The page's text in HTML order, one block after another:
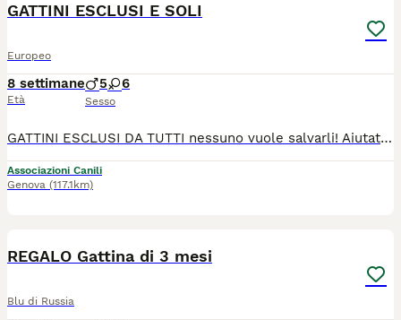
GATTINI ESCLUSI E SOLI
Europeo
8 settimane
Età
5 6
Sesso
GATTINI ESCLUSI DA TUTTI nessuno vuole salvarli! Aiutateli Sono socievoli e buonissimi. Arrivano con staffetta a Genova. Adozione Solo in CASA! OBBLIGATORIE finestre protette (zanzariere o reti) e balconi in sicurezza! Chiamate per uno di loro al [340][5783[896]. Li affidiamo tutti in piena salute: sono tutti vaccinati, chippati e sverminati
Associazioni Canili
Genova (117.1km)
REGALO Gattina di 3 mesi
Blu di Russia